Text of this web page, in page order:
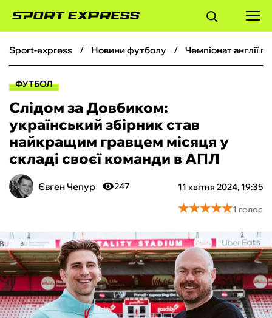
ФУТБОЛ
БОКС
ХОКЕЙ
ТЕНІС
КІБЕРСПОРТ
ЧС-2026
ФУТЗАЛ
sport-express новини футболу чемпіонат англії
ФУТБОЛ
Слідом за Довбиком:
український збірник став
найкращим гравцем місяця у
складі своєї команди в АПЛ
Євген Чепур 11 квітня 2024, 19:35
247
★★★★★
★★★★★1 голос